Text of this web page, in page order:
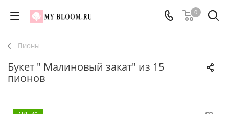
0
Пионы
Букет " Малиновый закат" из 15
пионов